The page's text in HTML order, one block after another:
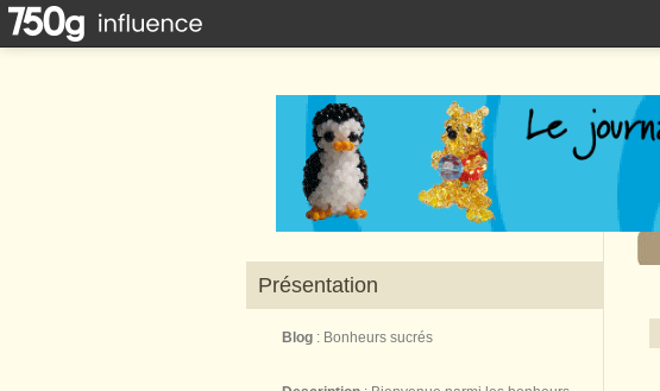
Présentation
Blog : Bonheurs sucrés